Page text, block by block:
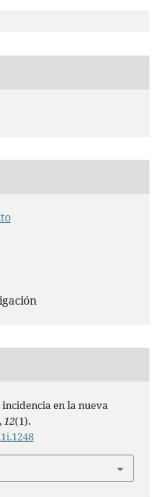
en la nueva
12(1).